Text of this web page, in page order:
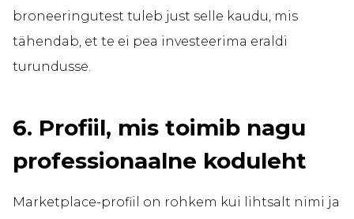
broneeringutest tuleb just selle kaudu, mis
tähendab, et te ei pea investeerima eraldi
turundusse.
6. Profiil, mis toimib nagu
professionaalne koduleht
Marketplace-profiil on rohkem kui lihtsalt nimi ja